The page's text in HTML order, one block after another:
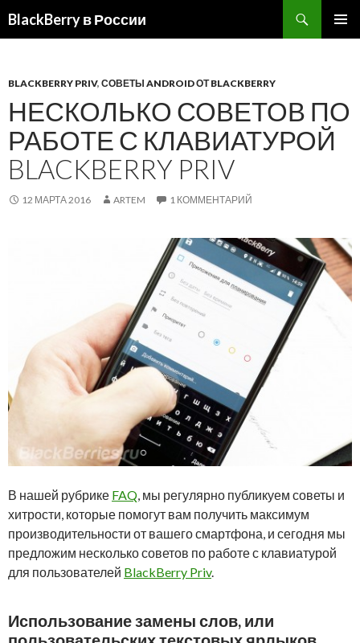
BlackBerry в России
BLACKBERRY PRIV, СОВЕТЫ ANDROID ОТ BLACKBERRY
НЕСКОЛЬКО СОВЕТОВ ПО
РАБОТЕ С КЛАВИАТУРОЙ
BLACKBERRY PRIV
12 МАРТА 2016 ARTEM 1 КОММЕНТАРИЙ
В нашей рубрике FAQ, мы регулярно публикуем советы и
хитрости, которые помогут вам получить максимум
производительности от вашего смартфона, и сегодня мы
предложим несколько советов по работе с клавиатурой
для пользователей BlackBerry Priv.
Использование замены слов, или